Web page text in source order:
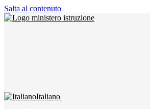
Salta al contenuto
Italiano